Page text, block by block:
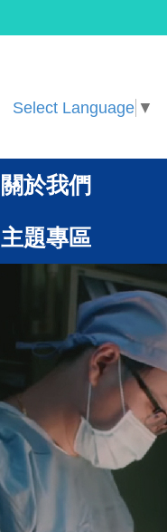
Select Language ▼
關於我們
主題專區